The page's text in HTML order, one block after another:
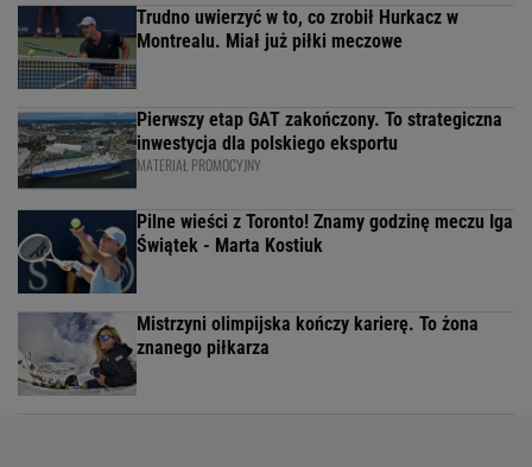
Trudno uwierzyć w to, co zrobił Hurkacz w
Montrealu. Miał już piłki meczowe
Pierwszy etap GAT zakończony. To strategiczna
inwestycja dla polskiego eksportu
MATERIAŁ PROMOCYJNY
Pilne wieści z Toronto! Znamy godzinę meczu Iga
Świątek - Marta Kostiuk
Mistrzyni olimpijska kończy karierę. To żona
znanego piłkarza